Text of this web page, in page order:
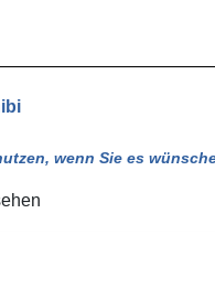
wenn Sie es